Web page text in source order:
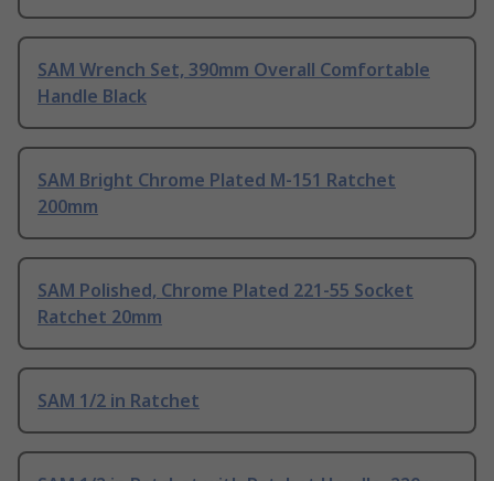
SAM Wrench Set, 390mm Overall Comfortable
Handle Black
SAM Bright Chrome Plated M-151 Ratchet
200mm
SAM Polished, Chrome Plated 221-55 Socket
Ratchet 20mm
SAM 1/2 in Ratchet